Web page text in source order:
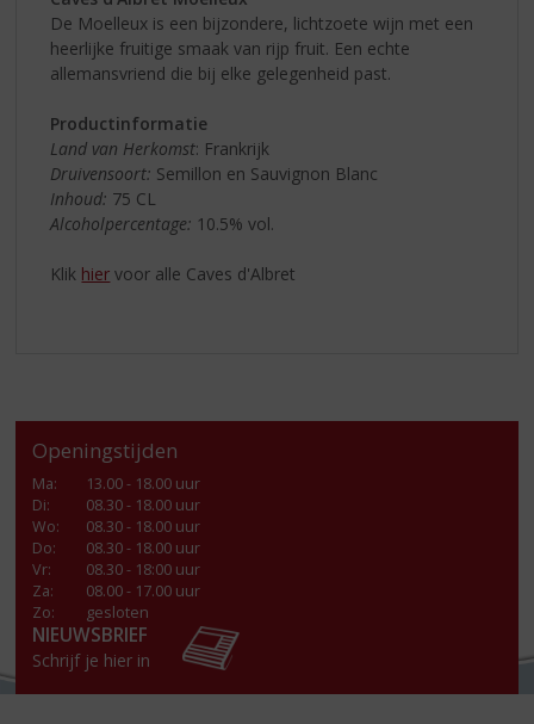
De Moelleux is een bijzondere, lichtzoete wijn met een
heerlijke fruitige smaak van rijp fruit. Een echte
allemansvriend die bij elke gelegenheid past.
Productinformatie
Land van Herkomst: Frankrijk
Druivensoort: Semillon en Sauvignon Blanc
Inhoud: 75 CL
Alcoholpercentage: 10.5% vol.
Klik hier voor alle Caves d'Albret
Openingstijden
Ma:
13.00 - 18.00 uur
Di:
08.30 - 18.00 uur
Wo:
08.30 - 18.00 uur
Do:
08.30 - 18.00 uur
Vr:
08.30 - 18:00 uur
Za:
08.00 - 17.00 uur
Zo:
gesloten
NIEUWSBRIEF
Schrijf je hier in